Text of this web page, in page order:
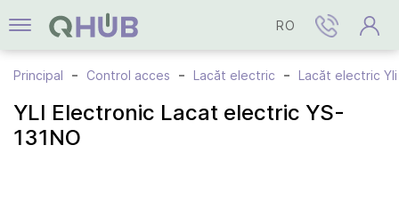
RO
Principal Control acces Lacăt electric Lacăt electric
YLI Electronic Lacat electric YS-
131NO